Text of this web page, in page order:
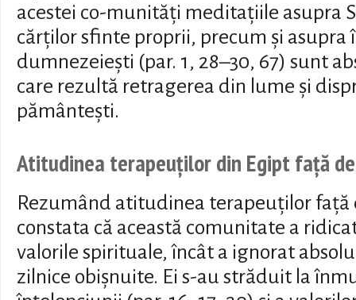
acestei co-munități meditațiile asupra
cărților sfinte proprii, precum și asupra
dumnezeiești (par. 1, 28–30, 67) sunt
care rezultă retragerea din lume și
pământești.
Atitudinea terapeuților din Egipt față
Rezumând atitudinea terapeuților
constata că această comunitate a
valorile spirituale, încât a ignorat
zilnice obișnuite. Ei s-au străduit la